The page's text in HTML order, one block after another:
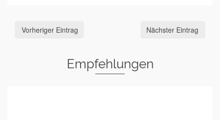
Vorheriger Eintrag Nächster Eintrag
Empfehlungen